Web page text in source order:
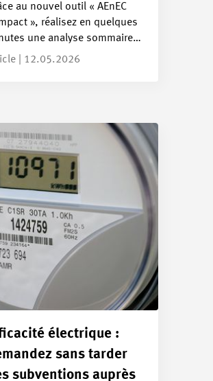
au nouvel outil « AEnEC
», réalisez en quelques
une analyse sommaire…
| 12.05.2026
électrique :
sans tarder
subventions auprès